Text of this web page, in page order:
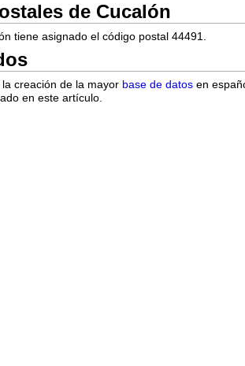
de Cucalón
tiene asignado el código postal 44491.
creación de la mayor base de datos en
en este artículo.